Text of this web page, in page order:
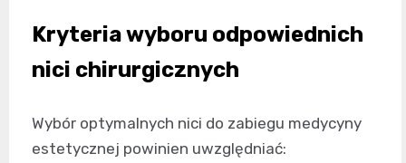
Kryteria wyboru odpowiednich
nici chirurgicznych
Wybór optymalnych nici do zabiegu medycyny
estetycznej powinien uwzględniać: